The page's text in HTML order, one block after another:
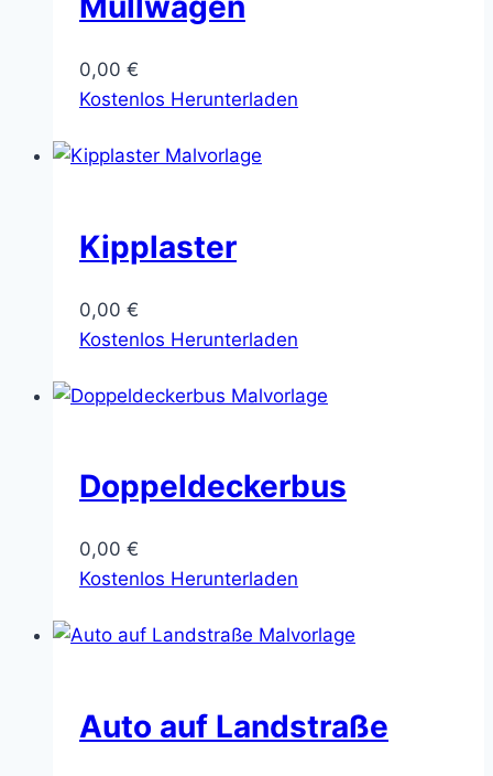
0,00 €
Kostenlos Herunterladen
Kipplaster
0,00 €
Kostenlos Herunterladen
Doppeldeckerbus
0,00 €
Kostenlos Herunterladen
Auto auf Landstraße